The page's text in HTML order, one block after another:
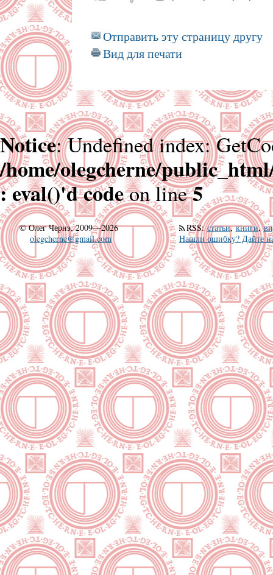
Отправить эту страницу другу
Вид для печати
Notice: Undefined index:
/home/olegcherne/
: eval()'d codeon line5
©Олег Чернэ, 2009—2026
olegcherne@gmail.com
RSS:статьи,книги,
Нашли ошибку? Дайте